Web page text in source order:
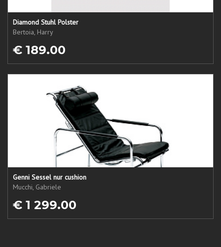
Diamond Stuhl Polster
Bertoia, Harry
€ 189.00
Genni Sessel nur cushion
Mucchi, Gabriele
€ 1 299.00